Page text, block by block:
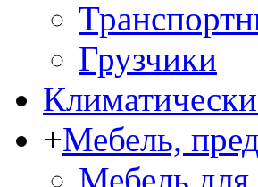
Грузчики
+Мебель,
Мебель для